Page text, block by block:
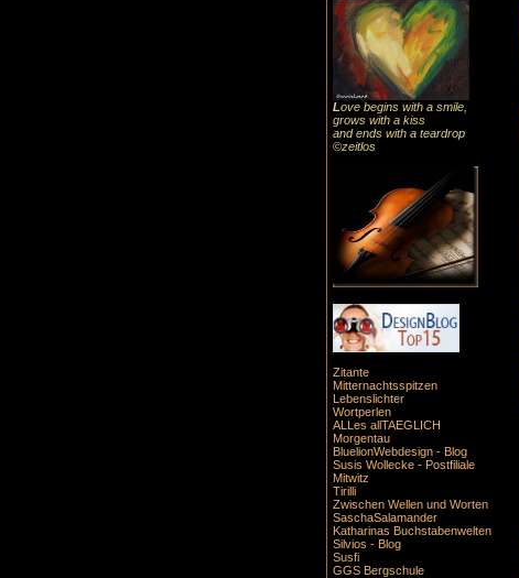
Love begins with a smile,
grows with a kiss
and ends with a teardrop
©zeitlos
Zitante
Mitternachtsspitzen
Lebenslichter
Wortperlen
ALLes allTAEGLICH
Morgentau
BluelionWebdesign - Blog
Susis Wollecke - Postfiliale
Mitwitz
Tirilli
Zwischen Wellen und Worten
SaschaSalamander
Katharinas Buchstabenwelten
Silvios - Blog
Susfi
GGS Bergschule